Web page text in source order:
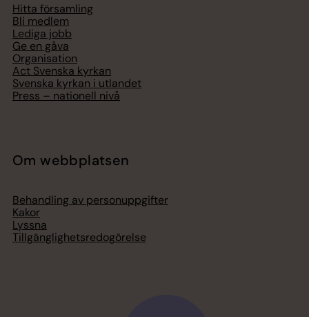
Hitta församling
Bli medlem
Lediga jobb
Ge en gåva
Organisation
Act Svenska kyrkan
Svenska kyrkan i utlandet
Press – nationell nivå
Om webbplatsen
Behandling av personuppgifter
Kakor
Lyssna
Tillgänglighetsredogörelse